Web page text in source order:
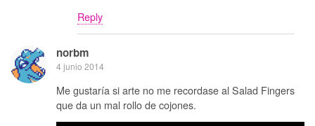
Reply
norbm
4 junio 2014
Me gustaría si arte no me recordase al Salad Fingers
que da un mal rollo de cojones.